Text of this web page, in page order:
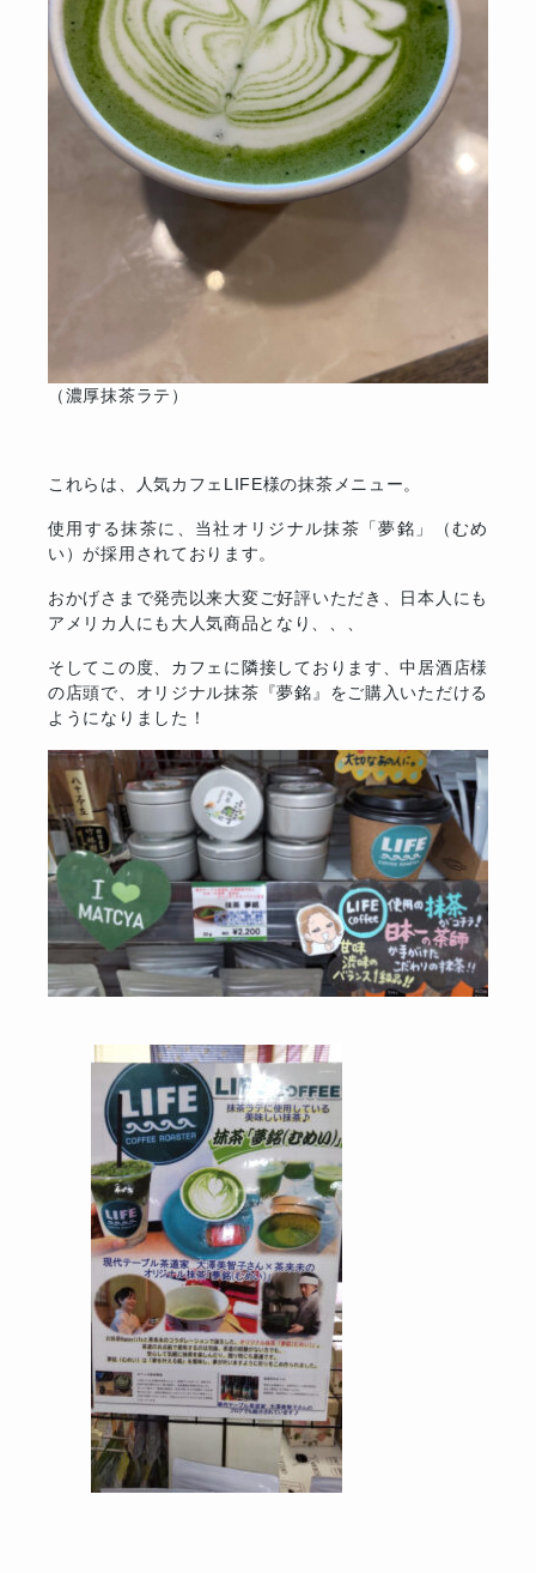
（濃厚抹茶ラテ）
これらは、人気カフェLIFE様の抹茶メニュー。
使用する抹茶に、当社オリジナル抹茶「夢銘」（むめ
い）が採用されております。
おかげさまで発売以来大変ご好評いただき、日本人にも
アメリカ人にも大人気商品となり、、、
そしてこの度、カフェに隣接しております、中居酒店様
の店頭で、オリジナル抹茶『夢銘』をご購入いただける
ようになりました！